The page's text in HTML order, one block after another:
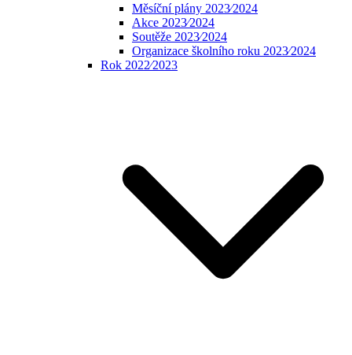
Měsíční plány 2023⁄2024
Akce 2023⁄2024
Soutěže 2023⁄2024
Organizace školního roku 2023⁄2024
Rok 2022⁄2023